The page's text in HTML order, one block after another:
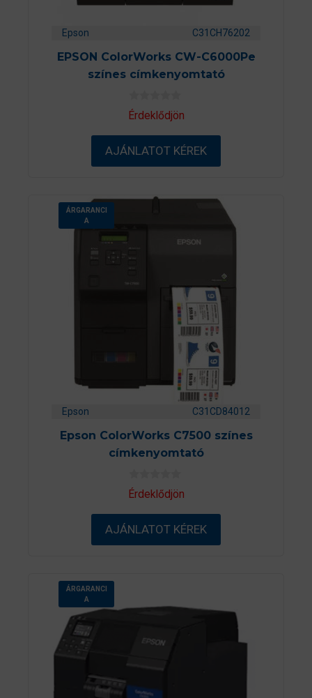
Epson C31CH76202
EPSON ColorWorks CW-C6000Pe
színes címkenyomtató
0
a
-
ő
Érdeklődjön
AJÁNLATOT KÉREK
ÁRGARANCI
A
Epson C31CD84012
Epson ColorWorks C7500 színes
címkenyomtató
0
a
-
ő
Érdeklődjön
AJÁNLATOT KÉREK
ÁRGARANCI
A